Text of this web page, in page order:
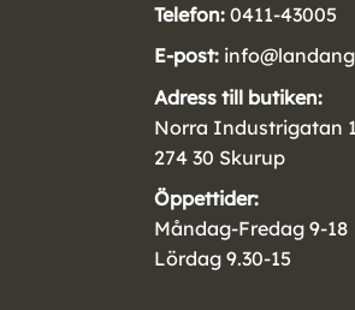
Telefon: 0411-43005
E-post:
Adress till butiken:
Norra Industrigatan 1
274 30 Skurup
Öppettider:
Måndag-Fredag 9-18
Lördag 9.30-15